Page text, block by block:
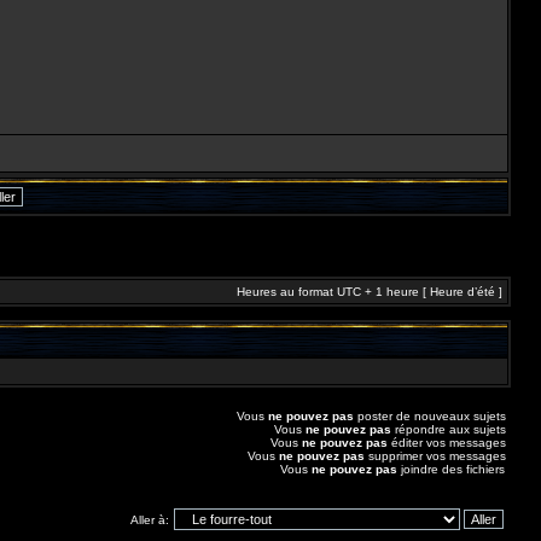
Heures au format UTC + 1 heure [ Heure d’été ]
Vous ne pouvez pas poster de nouveaux sujets
Vous ne pouvez pas répondre aux sujets
Vous ne pouvez pas éditer vos messages
Vous ne pouvez pas supprimer vos messages
Vous ne pouvez pas joindre des fichiers
Aller à: